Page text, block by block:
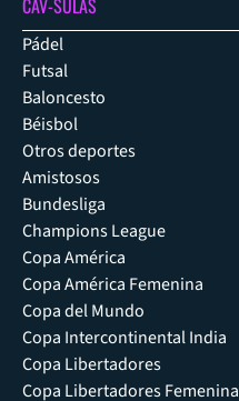
CAV-SULAS
Pádel
Futsal
Baloncesto
Béisbol
Otros deportes
Amistosos
Bundesliga
Champions League
Copa América
Copa América Femenina
Copa del Mundo
Copa Intercontinental India
Copa Libertadores
Copa Libertadores Femenina